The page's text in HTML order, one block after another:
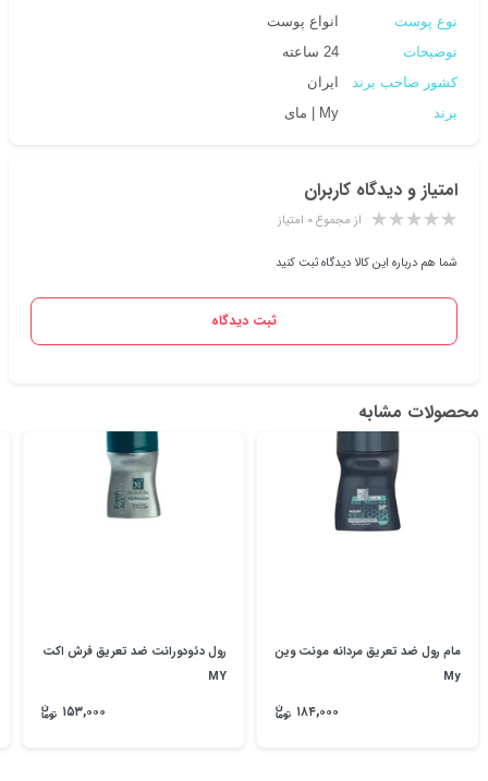
نوع پوست
انواع پوست
توضیحات
24 ساعته
کشور صاحب برند
ایران
برند
My | مای
امتیاز و دیدگاه کاربران
از مجموع ۰ امتیاز
شما هم درباره این کالا دیدگاه ثبت کنید
ثبت دیدگاه
محصولات مشابه
مام رول ضد تعریق مردانه مونت وین
My
۱۸۴,۰۰۰
رول دئودورانت ضد تعریق فرش اکت
MY
۱۵۳,۰۰۰